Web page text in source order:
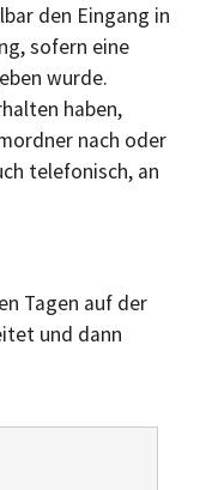
den Eingang in
sofern eine
wurde.
haben,
nach oder
telefonisch, an
Tagen auf der
und dann